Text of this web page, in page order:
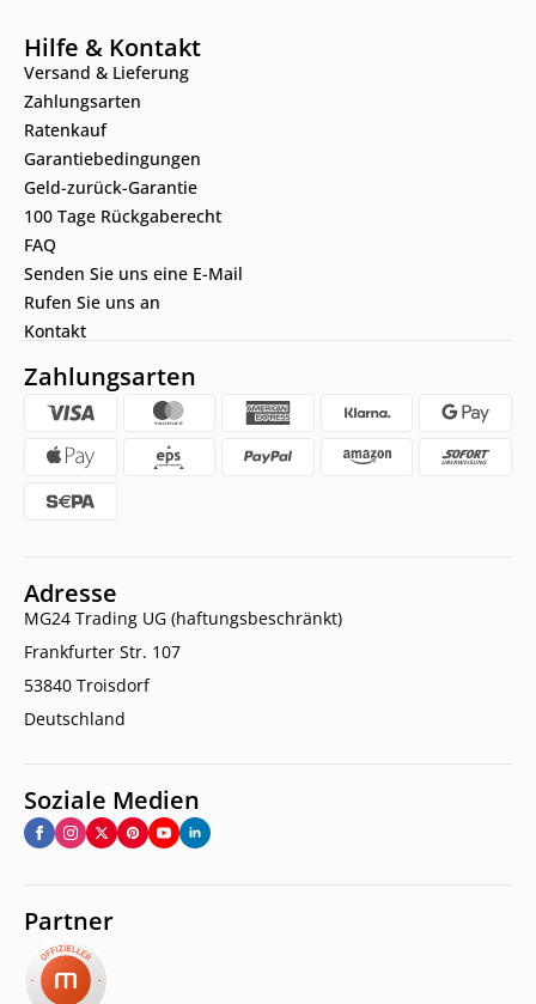
Hilfe & Kontakt
Versand & Lieferung
Zahlungsarten
Ratenkauf
Garantiebedingungen
Geld-zurück-Garantie
100 Tage Rückgaberecht
FAQ
Senden Sie uns eine E-Mail
Rufen Sie uns an
Kontakt
Zahlungsarten
Adresse
MG24 Trading UG (haftungsbeschränkt)
Frankfurter Str. 107
53840 Troisdorf
Deutschland
Soziale Medien
Partner